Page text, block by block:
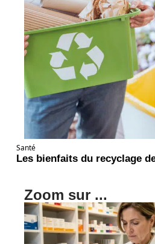
Santé
Les bienfaits du recyclage
Zoom sur ...